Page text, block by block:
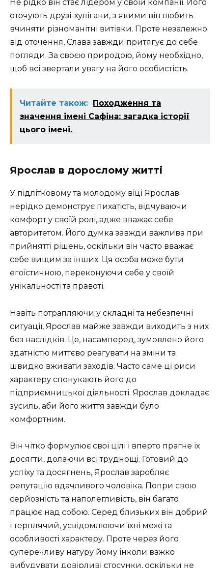
Не рідко він стає лідером у своїй компанії. Його
оточують друзі-хулігани, з якими він любить
вчиняти різноманітні витівки. Проте незалежно
від оточення, Слава завжди притягує до себе
погляди. За своєю природою, йому необхідно,
щоб всі звертали увагу на його особистість.
Читайте також:
Походження та
значення імені Сафіна: загадка історії
цього імені.
Ярослав в дорослому житті
У підлітковому та молодому віці Ярослав
нерідко демонструє пихатість, відчуваючи
комфорт у своїй ролі, адже вважає себе
авторитетом. Його думка завжди важлива при
прийнятті рішень, оскільки він часто вважає
себе вищим за інших. Ця особа може бути
егоїстичною, переконуючи себе у своїй
унікальності та правоті.
Навіть потрапляючи у складні та небезпечні
ситуації, Ярослав майже завжди виходить з них
без наслідків. Це, насамперед, зумовлено його
здатністю миттєво реагувати на зміни та
швидко вживати заходів. Часто саме ці риси
характеру спонукають його до
підприємницької діяльності. Ярослав докладає
зусиль, аби його життя завжди було
комфортним.
Він чітко формулює свої цілі і вперто прагне їх
досягти, долаючи всі труднощі. Готовий до
успіху та досягнень, Ярослав заробляє
репутацію вдачливого чоловіка. Попри свою
серйозність та наполегливість, він багато
працює над собою. Серед близьких він добрий
і терплячий, усвідомлюючи їхні межі та
особливості характеру. Проте через його
суперечливу натуру йому інколи важко
вибудувати довірливі стосунки, оскільки не